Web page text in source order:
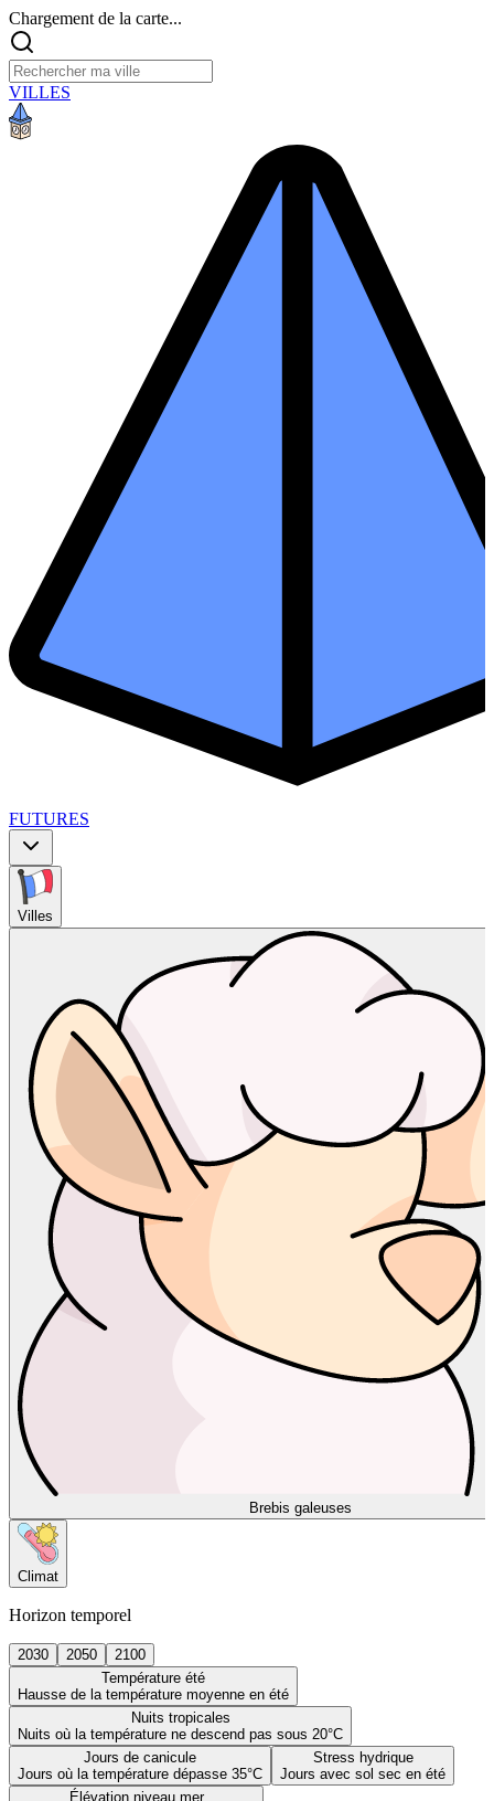
Chargement de la carte...
VILLES
FUTURES
Villes
Brebis galeuses
Climat
Horizon temporel
2030 2050
2100
Température été
Hausse de la température moyenne en été
Nuits tropicales
Nuits où la température ne descend pas sous 20°C
Jours de canicule
Jours où la température dépasse 35°C
Stress hydrique
Jours avec sol sec en été
Élévation niveau mer